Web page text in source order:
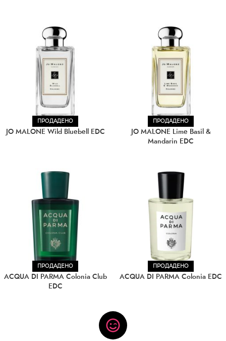
ПРОДАДЕНО
JO MALONE Wild Bluebell EDC
ПРОДАДЕНО
JO MALONE Lime Basil &
Mandarin EDC
ПРОДАДЕНО
ACQUA DI PARMA Colonia Club
EDC
ПРОДАДЕНО
ACQUA DI PARMA Colonia EDC